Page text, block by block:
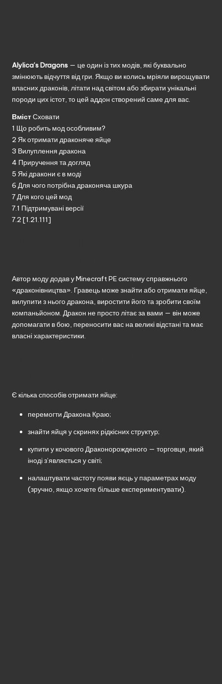
Alylica’s Dragons — це один із тих модів, які буквально
змінюють відчуття від гри. Якщо ви колись мріяли вирощувати
власних драконів, літати над світом або збирати унікальні
породи цих істот, то цей аддон створений саме для вас.
ВмістСховати
1 Що робить мод особливим?
2 Як отримати драконяче яйце
3 Вилуплення дракона
4 Приручення та догляд
5 Які дракони є в моді
6 Для чого потрібна драконяча шкура
7Для кого цей мод
7.1 Підтримувані версії
7.2 [1.21.111]
Автор моду додав у Minecraft PE систему справжнього
«драконівництва». Гравець може знайти або отримати яйце,
вилупити з нього дракона, виростити його та зробити своїм
компаньйоном. Дракон не просто літає за вами — він може
допомагати в бою, переносити вас на великі відстані та має
власні характеристики.
Є кілька способів отримати яйце:
перемогти Дракона Краю;
знайти яйця у скринях рідкісних структур;
купити у кочового Драконорожденого — торговця, який
іноді з’являється у світі;
налаштувати частоту появи яєць у параметрах моду
(зручно, якщо хочете більше експериментувати).